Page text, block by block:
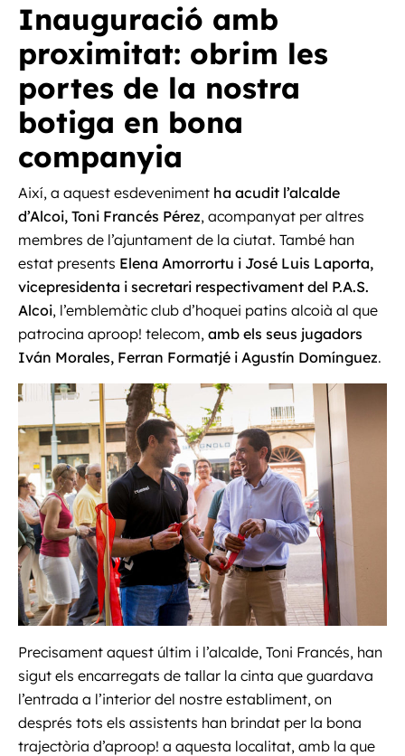
Inauguració amb
proximitat: obrim les
portes de la nostra
botiga en bona
companyia
Així, a aquest esdeveniment ha acudit l’alcalde
d’Alcoi, Toni Francés Pérez, acompanyat per altres
membres de l’ajuntament de la ciutat. També han
estat presents Elena Amorrortu i José Luis Laporta,
vicepresidenta i secretari respectivament del P.A.S.
Alcoi, l’emblemàtic club d’hoquei patins alcoià al que
patrocina aproop! telecom, amb els seus jugadors
Iván Morales, Ferran Formatjé i Agustín Domínguez.
Precisament aquest últim i l’alcalde, Toni Francés, han
sigut els encarregats de tallar la cinta que guardava
l’entrada a l’interior del nostre establiment, on
després tots els assistents han brindat per la bona
trajectòria d’aproop! a aquesta localitat, amb la que